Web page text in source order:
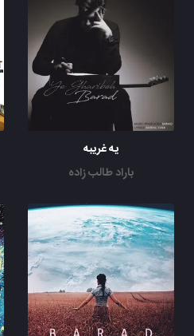
یه غریبه
باراد طالب زاده